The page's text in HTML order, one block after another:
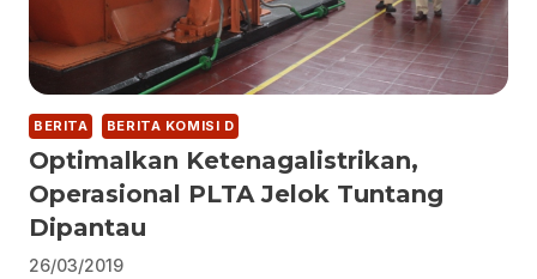
BERITA BERITA KOMISI D
Optimalkan Ketenagalistrikan,
Operasional PLTA Jelok Tuntang
Dipantau
26/03/2019